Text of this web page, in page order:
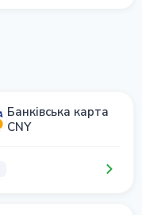
Банківська карта
CNY